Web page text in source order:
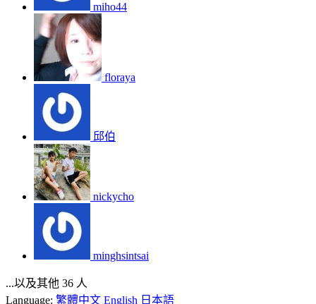
miho44
floraya
邱伯
nickycho
minghsintsai
...以及其他 36 人
Language: 繁體中文 English 日本語